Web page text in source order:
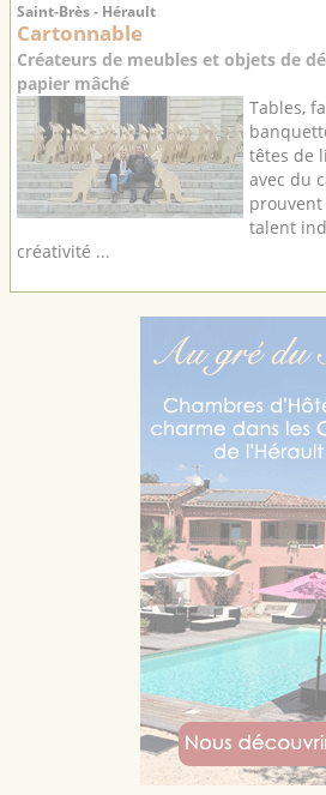
Saint-Brès - Hérault
Cartonnable
Créateurs de meubles et objets de
papier mâché
Tables,
têtes de
avec du
prouvent
talent
créativité ...